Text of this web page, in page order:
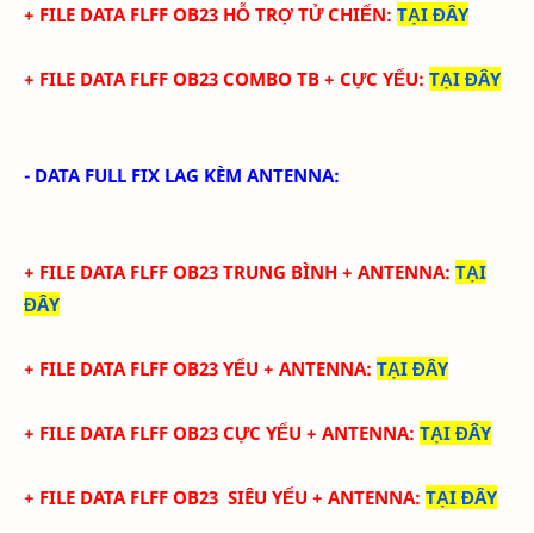
+ FILE DATA FLFF OB23 HỖ TRỢ TỬ CHIẾN: TẠI ĐÂY
+ FILE DATA FLFF OB23 COMBO TB + CỰC YẾU: TẠI ĐÂY
- DATA FULL FIX LAG KÈM ANTENNA:
+ FILE DATA FLFF OB23 TRUNG BÌNH + ANTENNA: TẠI
ĐÂY
+ FILE DATA FLFF OB23 YẾU + ANTENNA: TẠI ĐÂY
+ FILE DATA FLFF OB23 CỰC YẾU + ANTENNA: TẠI ĐÂY
+ FILE DATA FLFF OB23 SIÊU YẾU + ANTENNA: TẠI ĐÂY